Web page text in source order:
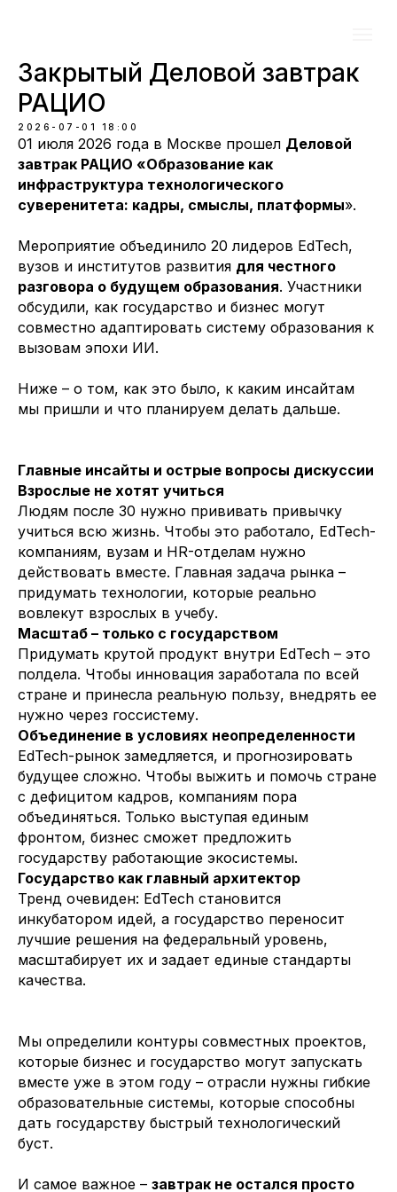
Закрытый Деловой завтрак
РАЦИО
2026-07-01 18:00
01 июля 2026 года в Москве прошел Деловой
завтрак РАЦИО «Образование как
инфраструктура технологического
суверенитета: кадры, смыслы, платформы».
Мероприятие объединило 20 лидеров EdTech,
вузов и институтов развития для честного
разговора о будущем образования. Участники
обсудили, как государство и бизнес могут
совместно адаптировать систему образования к
вызовам эпохи ИИ.
Ниже – о том, как это было, к каким инсайтам
мы пришли и что планируем делать дальше.
Главные инсайты и острые вопросы дискуссии
Взрослые не хотят учиться
Людям после 30 нужно прививать привычку
учиться всю жизнь. Чтобы это работало, EdTech-
компаниям, вузам и HR-отделам нужно
действовать вместе. Главная задача рынка –
придумать технологии, которые реально
вовлекут взрослых в учебу.
Масштаб – только с государством
Придумать крутой продукт внутри EdTech – это
полдела. Чтобы инновация заработала по всей
стране и принесла реальную пользу, внедрять ее
нужно через госсистему.
Объединение в условиях неопределенности
EdTech-рынок замедляется, и прогнозировать
будущее сложно. Чтобы выжить и помочь стране
с дефицитом кадров, компаниям пора
объединяться. Только выступая единым
фронтом, бизнес сможет предложить
государству работающие экосистемы.
Государство как главный архитектор
Тренд очевиден: EdTech становится
инкубатором идей, а государство переносит
лучшие решения на федеральный уровень,
масштабирует их и задает единые стандарты
качества.
Мы определили контуры совместных проектов,
которые бизнес и государство могут запускать
вместе уже в этом году – отрасли нужны гибкие
образовательные системы, которые способны
дать государству быстрый технологический
буст.
И самое важное – завтрак не остался просто